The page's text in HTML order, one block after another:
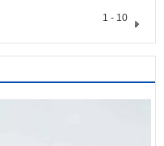
1 - 10